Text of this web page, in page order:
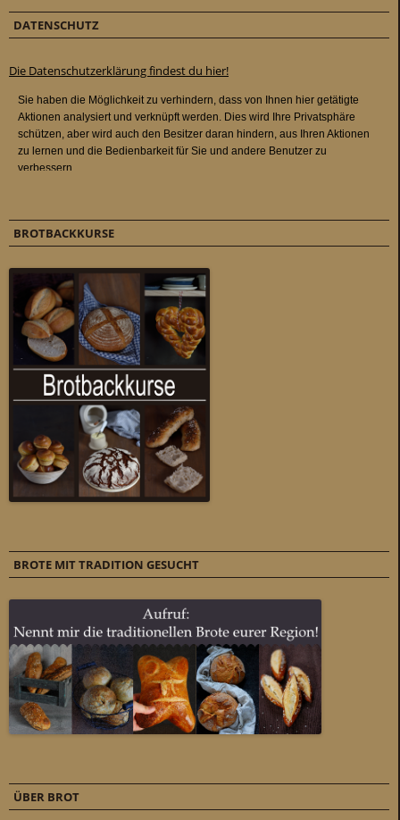
DATENSCHUTZ
Die Datenschutzerklärung findest du hier!
BROTBACKKURSE
BROTE MIT TRADITION GESUCHT
ÜBER BROT